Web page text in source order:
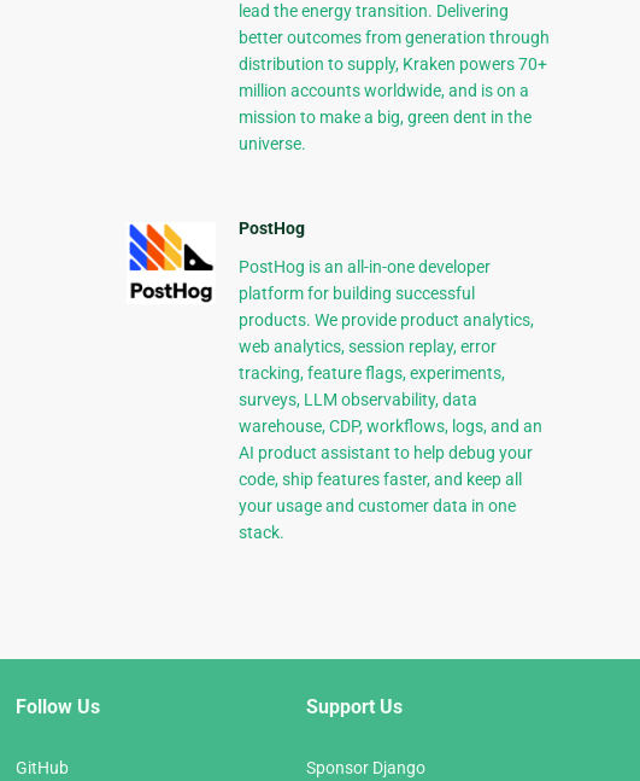
lead the energy transition. Delivering
better outcomes from generation through
distribution to supply, Kraken powers 70+
million accounts worldwide, and is on a
mission to make a big, green dent in the
universe.
PostHog
PostHog is an all-in-one developer
platform for building successful
products. We provide product analytics,
web analytics, session replay, error
tracking, feature flags, experiments,
surveys, LLM observability, data
warehouse, CDP, workflows, logs, and an
AI product assistant to help debug your
code, ship features faster, and keep all
your usage and customer data in one
stack.
Follow Us
GitHub
Support Us
Sponsor Django